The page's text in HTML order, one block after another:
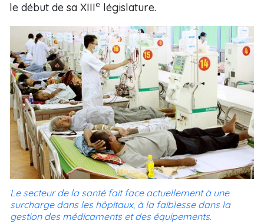
le début de sa XIIIe législature.
Le secteur de la santé fait face actuellement à une
surcharge dans les hôpitaux, à la faiblesse dans la
gestion des médicaments et des équipements.